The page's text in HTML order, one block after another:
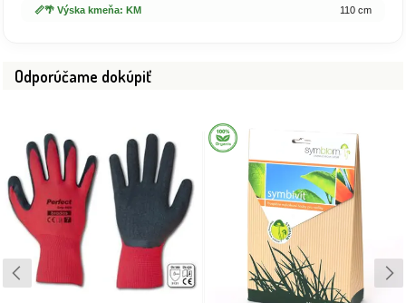
📏🌴 Výska kmeňa: KM 110 cm
Odporúčame dokúpiť